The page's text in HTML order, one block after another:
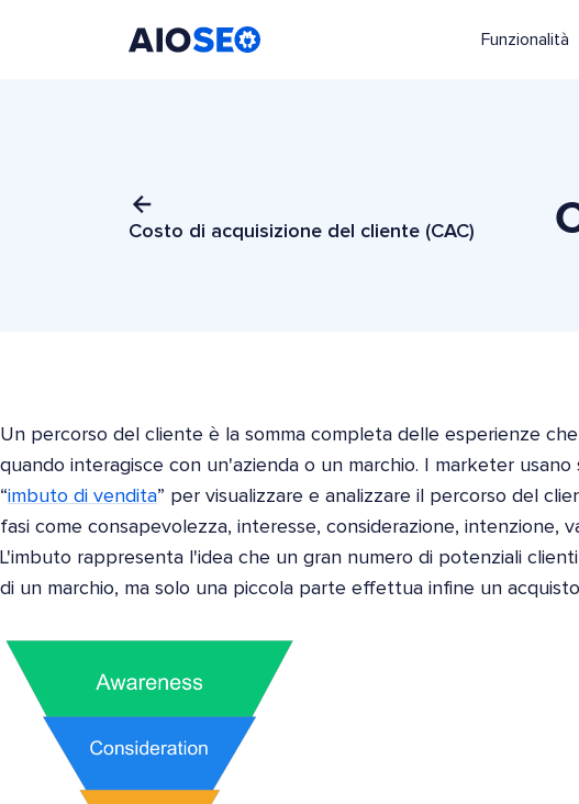
Funzionalità
Costo di acquisizione del cliente (CAC)
Un percorso del cliente è la somma completa delle esperienze
quando interagisce con un'azienda o un marchio. I marketer
“imbuto di vendita” per visualizzare e analizzare il percorso del
fasi come consapevolezza, interesse, considerazione, intenzione,
L'imbuto rappresenta l'idea che un gran numero di potenziali
di un marchio, ma solo una piccola parte effettua infine un